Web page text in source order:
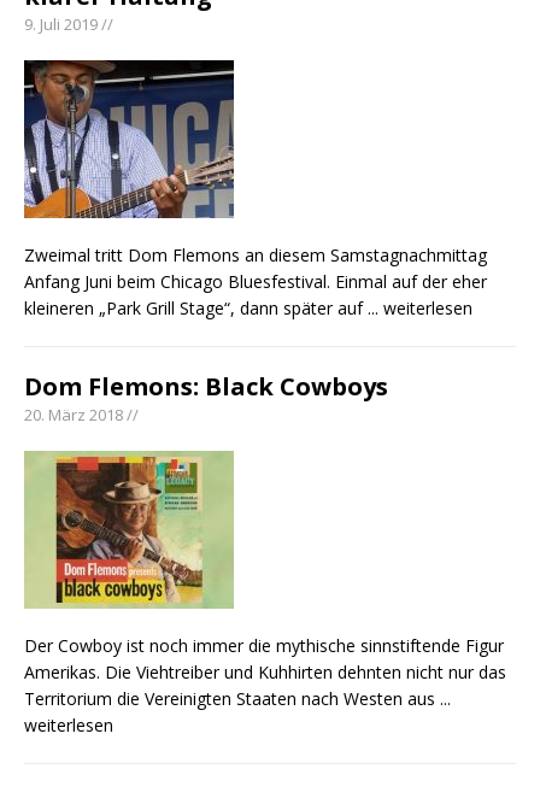
9. Juli 2019 //
Zweimal tritt Dom Flemons an diesem Samstagnachmittag
Anfang Juni beim Chicago Bluesfestival. Einmal auf der eher
kleineren „Park Grill Stage“, dann später auf ... weiterlesen
Dom Flemons: Black Cowboys
20. März 2018 //
Der Cowboy ist noch immer die mythische sinnstiftende Figur
Amerikas. Die Viehtreiber und Kuhhirten dehnten nicht nur das
Territorium die Vereinigten Staaten nach Westen aus ...
weiterlesen